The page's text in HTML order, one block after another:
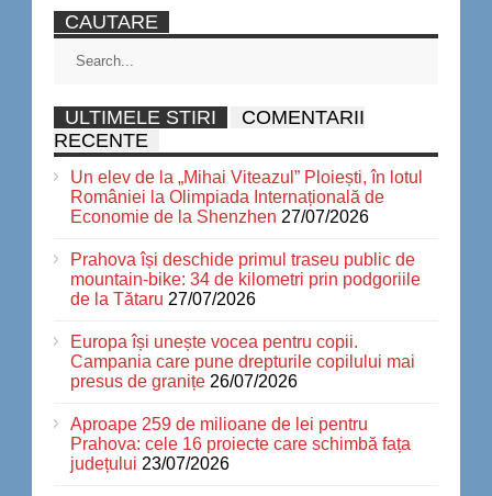
CAUTARE
ULTIMELE STIRI
COMENTARII
RECENTE
Un elev de la „Mihai Viteazul” Ploiești, în lotul
României la Olimpiada Internațională de
Economie de la Shenzhen 27/07/2026
Prahova își deschide primul traseu public de
mountain-bike: 34 de kilometri prin podgoriile
de la Tătaru 27/07/2026
Europa își unește vocea pentru copii.
Campania care pune drepturile copilului mai
presus de granițe 26/07/2026
Aproape 259 de milioane de lei pentru
Prahova: cele 16 proiecte care schimbă fața
județului 23/07/2026